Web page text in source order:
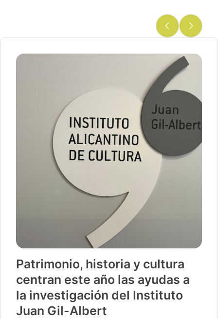
Patrimonio, historia y cultura
centran este año las ayudas a
la investigación del Instituto
Juan Gil-Albert